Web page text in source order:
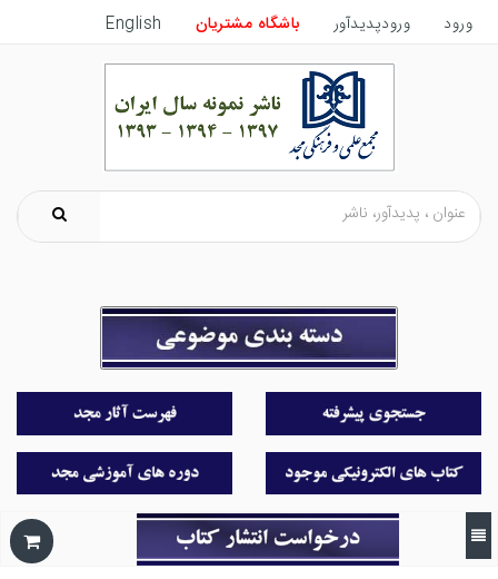
ورود ورودپدیدآور باشگاه مشتریان English